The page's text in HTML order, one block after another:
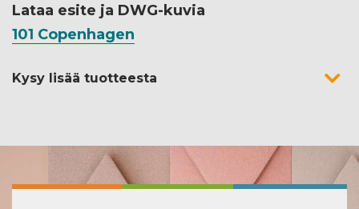
Lataa esite ja DWG-kuvia
101 Copenhagen
Kysy lisää tuotteesta